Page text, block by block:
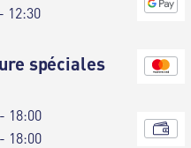
12:30
spéciales
18:00
18:00